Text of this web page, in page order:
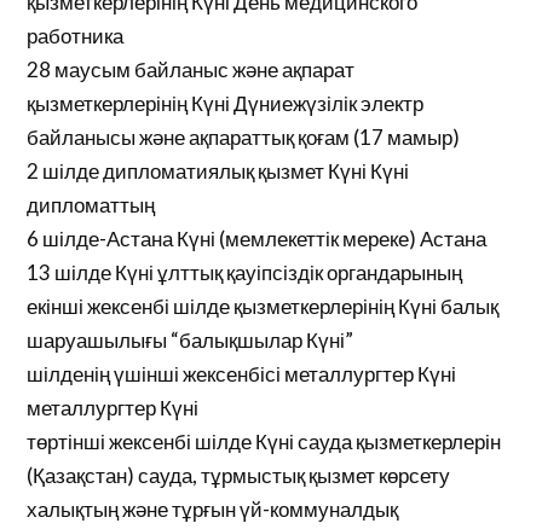
работника
28 маусым байланыс және ақпарат
қызметкерлерінің Күні Дүниежүзілік электр
байланысы және ақпараттық қоғам (17 мамыр)
2 шілде дипломатиялық қызмет Күні Күні
дипломаттың
6 шілде-Астана Күні (мемлекеттік мереке) Астана
13 шілде Күні ұлттық қауіпсіздік органдарының
екінші жексенбі шілде қызметкерлерінің Күні балық
шаруашылығы “балықшылар Күні”
шілденің үшінші жексенбісі металлургтер Күні
металлургтер Күні
төртінші жексенбі шілде Күні сауда қызметкерлерін
(Қазақстан) сауда, тұрмыстық қызмет көрсету
халықтың және тұрғын үй-коммуналдық